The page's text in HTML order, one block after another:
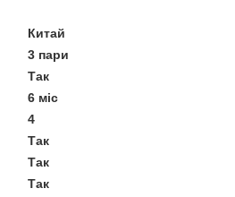
Китай
3 пари
Так
6 міс
4
Так
Так
Так